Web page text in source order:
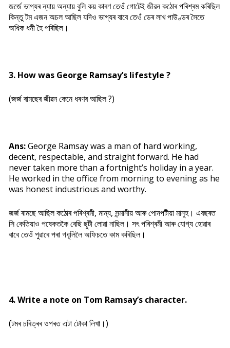
জৰ্জে ভাগ্যৰ ন্যায় অন্যায় বুলি কয় কাৰণ তেওঁ গোটেই জীৱন কঠোৰ পৰিশ্ৰম কৰিছিল
কিন্তু টম এজন অচল আছিল যদিও ভাগ্যৰ বাবে তেওঁ ডেৰ লাখ পাউণ্ডৰ সৈতে
অধিক ধনী হৈ পৰিছিল।
3. How was George Ramsay’s lifestyle ?
(জৰ্জ ৰামছেৰ জীৱন কেনে ধৰণৰ আছিল ?)
Ans:George Ramsay was a man of hard working,
decent, respectable, and straight forward. He had
never taken more than a fortnight’s holiday in a year.
He worked in the office from morning to evening as he
was honest industrious and worthy.
জৰ্জ ৰামছে আছিল কঠোৰ পৰিশ্ৰমী, মান্য, সন্মানীয় আৰু পোনপটীয়া মানুহ। এবছৰত
সি কেতিয়াও পষেকতকৈ বেছি ছুটী লোৱা নাছিল। সৎ পৰিশ্ৰমী আৰু যোগ্য হোৱাৰ
বাবে তেওঁ পুৱাৰে পৰা গধূলিলৈ অফিচতে কাম কৰিছিল।
4. Write a note on Tom Ramsay’s character.
(টমৰ চৰিত্ৰৰ ওপৰত এটা টোকা লিখা।)